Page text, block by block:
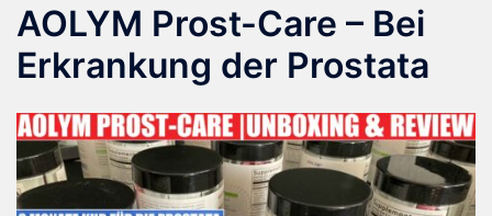
AOLYM Prost-Care – Bei
Erkrankung der Prostata